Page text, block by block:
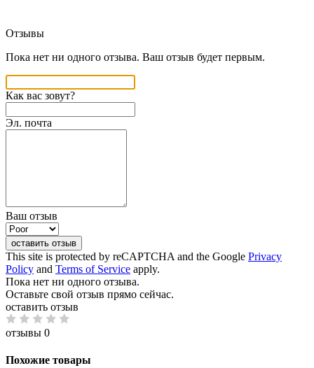
Отзывы
Пока нет ни одного отзыва. Ваш отзыв будет первым.
Как вас зовут?
Эл. почта
Ваш отзыв
оставить отзыв
This site is protected by reCAPTCHA and the Google Privacy
Policy and Terms of Service apply.
Пока нет ни одного отзыва.
Оставьте свой отзыв прямо сейчас.
оставить отзыв
отзывы 0
Похожие товары